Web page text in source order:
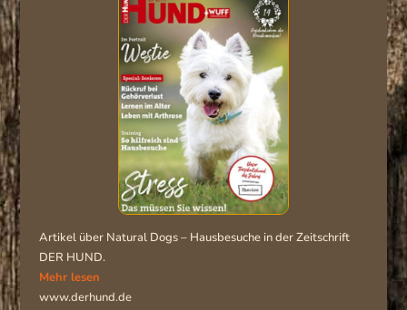
Artikel über Natural Dogs – Hausbesuche in der Zeitschrift
DER HUND.
Mehr lesen
www.derhund.de